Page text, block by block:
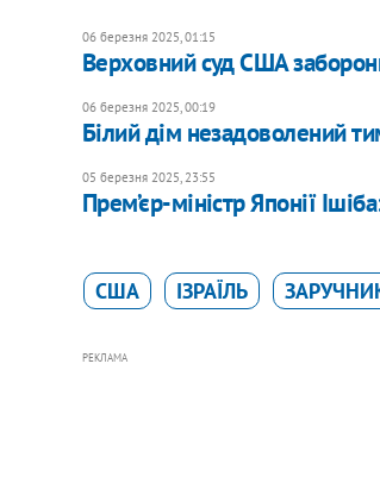
06 березня 2025, 01:15
Верховний суд США
06 березня 2025, 00:19
Білий дім незадоволений
05 березня 2025, 23:55
Прем’єр-міністр Японії
США ІЗРАЇЛЬ
РЕКЛАМА